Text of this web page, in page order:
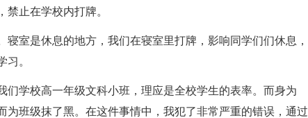
止在学校内打牌。
寝室是休息的地方，我们在寝室里打牌，影响同学们们休息，
。
们学校高一年级文科小班，理应是全校学生的表率。而身为
为班级抹了黑。在这件事情中，我犯了非常严重的错误，通过